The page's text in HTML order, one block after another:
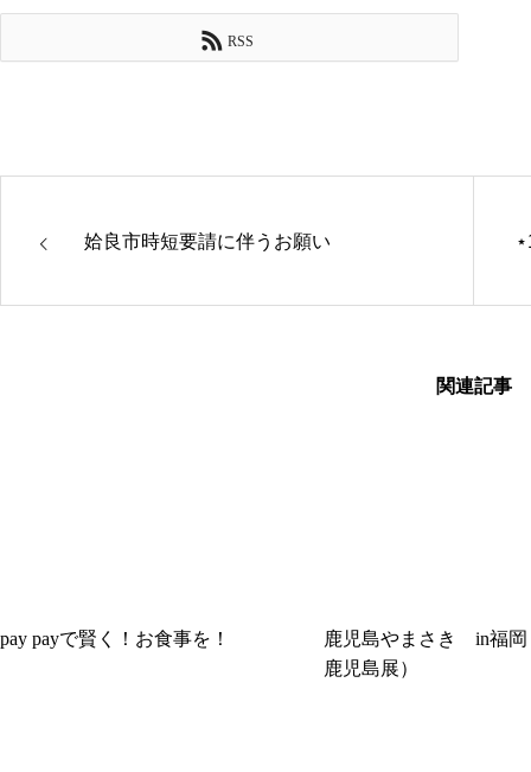
RSS
姶良市時短要請に伴うお願い
関連記事
pay payで賢く！お食事を！
鹿児島やまさき in福岡
鹿児島展）